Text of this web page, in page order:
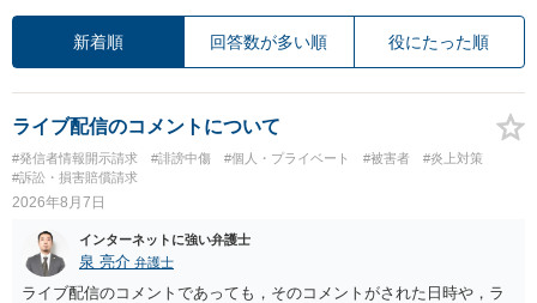
新着順 回答数が多い順 役にたった順
ライブ配信のコメントについて
#発信者情報開示請求 #誹謗中傷 #個人・プライベート #被害者
#炎上対策
#訴訟・損害賠償請求
2026年8月7日
インターネットに強い弁護士
泉 亮介 弁護士
ライブ配信のコメントであっても，そのコメントがされた日時や，ラ